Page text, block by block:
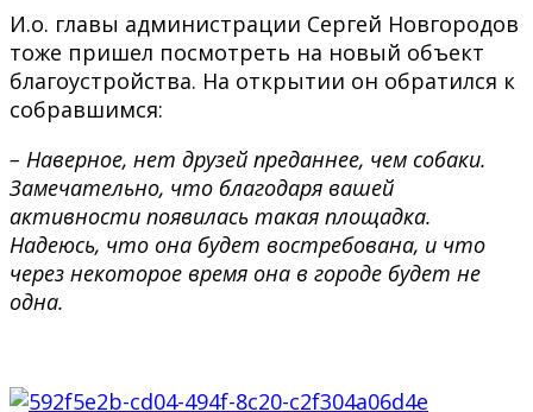
И.о. главы администрации Сергей Новгородов
тоже пришел посмотреть на новый объект
благоустройства. На открытии он обратился к
собравшимся:
– Наверное, нет друзей преданнее, чем собаки.
Замечательно, что благодаря вашей
активности появилась такая площадка.
Надеюсь, что она будет востребована, и что
через некоторое время она в городе будет не
одна.